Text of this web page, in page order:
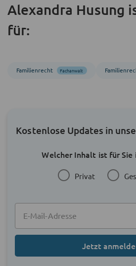
Alexandra Husung
für:
Familienrecht Fachanwalt
Kostenlose Updates in
Welcher Inhalt ist für Sie
Privat
Jetzt